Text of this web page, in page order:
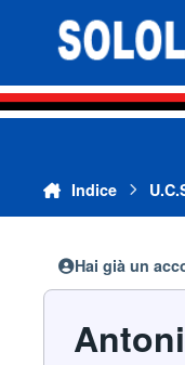
Indice
Hai già un